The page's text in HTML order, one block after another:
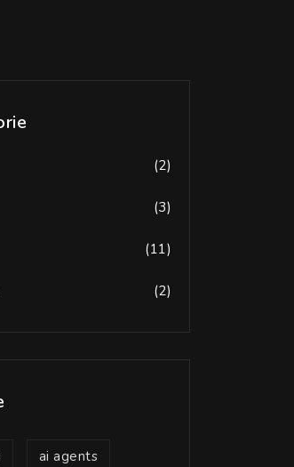
(2)
(3)
(11)
(2)
ai agents